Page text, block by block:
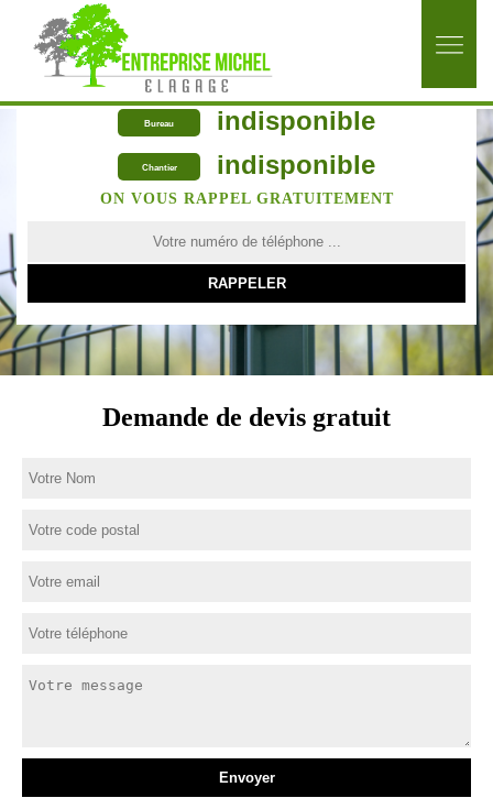
Bureau indisponible
Chantier indisponible
ON VOUS RAPPEL GRATUITEMENT
Demande de devis gratuit